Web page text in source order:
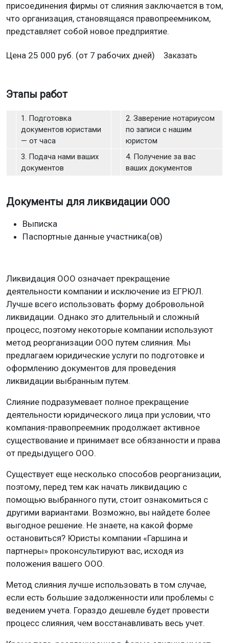
присоединения фирмы от слияния заключается в том,
что организация, становящаяся правопреемником,
представляет собой новое предприятие.
Цена 25 000 руб. (от 7 рабочих дней) Заказать
Этапы работ
1. Подготовка
документов юристами
— от часа
2. Заверение нотариусом
по записи с нашим
юристом
3. Подача нами ваших
документов
4. Получение за вас
ваших документов
Документы для ликвидации ООО
Выписка
Паспортные данные участника(ов)
Ликвидация ООО означает прекращение
деятельности компании и исключение из ЕГРЮЛ.
Лучше всего использовать форму добровольной
ликвидации. Однако это длительный и сложный
процесс, поэтому некоторые компании используют
метод реорганизации ООО путем слияния. Мы
предлагаем юридические услуги по подготовке и
оформлению документов для проведения
ликвидации выбранным путем.
Слияние подразумевает полное прекращение
деятельности юридического лица при условии, что
компания-правопреемник продолжает активное
существование и принимает все обязанности и права
от предыдущего ООО.
Существует еще несколько способов реорганизации,
поэтому, перед тем как начать ликвидацию с
помощью выбранного пути, стоит ознакомиться с
другими вариантами. Возможно, вы найдете более
выгодное решение. Не знаете, на какой форме
остановиться? Юристы компании «Гаршина и
партнеры» проконсультируют вас, исходя из
положения вашего ООО.
Метод слияния лучше использовать в том случае,
если есть большие задолженности или проблемы с
ведением учета. Гораздо дешевле будет провести
процесс слияния, чем восстанавливать весь учет.